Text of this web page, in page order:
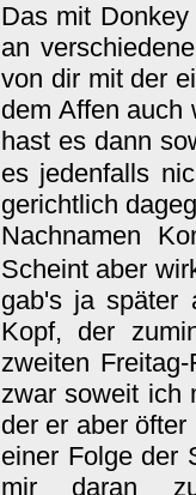
Das mit
an
von dir mit der
dem Affen auch
hast es dann
es jedenfalls
gerichtlich
Nachnamen
Scheint aber
gab's ja später
Kopf, der
zweiten
zwar soweit ich
der er aber
einer Folge der
mir daran